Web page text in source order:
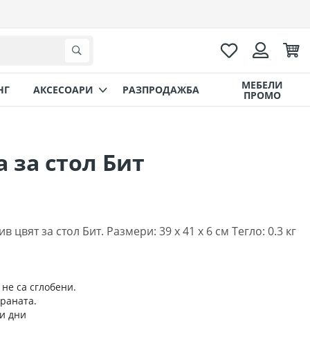
Любими
AКСЕСОАРИ РАЗПРОДАЖБА МЕБЕЛИ
ПРОМО
за стол Бит
цвят за стол Бит. Размери: 39 х 41 х 6 см Тегло: 0.3 кг
са сглобени.
дни